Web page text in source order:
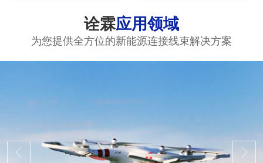
诠霖应用领域
为您提供全方位的新能源连接线束解决方案